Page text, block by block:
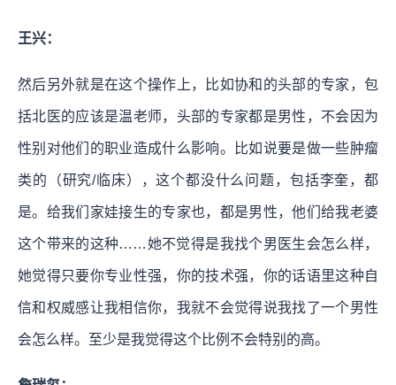
王兴：
然后另外就是在这个操作上，比如协和的头部的专家，包
括北医的应该是温老师，头部的专家都是男性，不会因为
性别对他们的职业造成什么影响。比如说要是做一些肿瘤
类的（研究/临床），这个都没什么问题，包括李奎，都
是。给我们家娃接生的专家也，都是男性，他们给我老婆
这个带来的这种……她不觉得是我找个男医生会怎么样，
她觉得只要你专业性强，你的技术强，你的话语里这种自
信和权威感让我相信你，我就不会觉得说我找了一个男性
会怎么样。至少是我觉得这个比例不会特别的高。